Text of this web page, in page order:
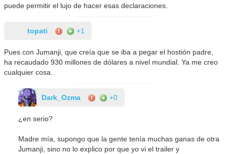
puede permitir el lujo de hacer esas declaraciones.
topati +1
Pues con Jumanji, que creía que se iba a pegar el hostión padre,
ha recaudado 930 millones de dólares a nivel mundial. Ya me creo
cualquier cosa.
Dark_Ozma +0
¿en serio?
Madre mía, supongo que la gente tenía muchas ganas de otra
Jumanji, sino no lo explico por que yo vi el trailer y